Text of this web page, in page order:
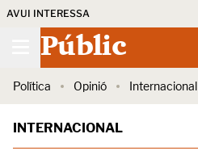
AVUI INTERESSA
Públic
Política Opinió Internacional
INTERNACIONAL